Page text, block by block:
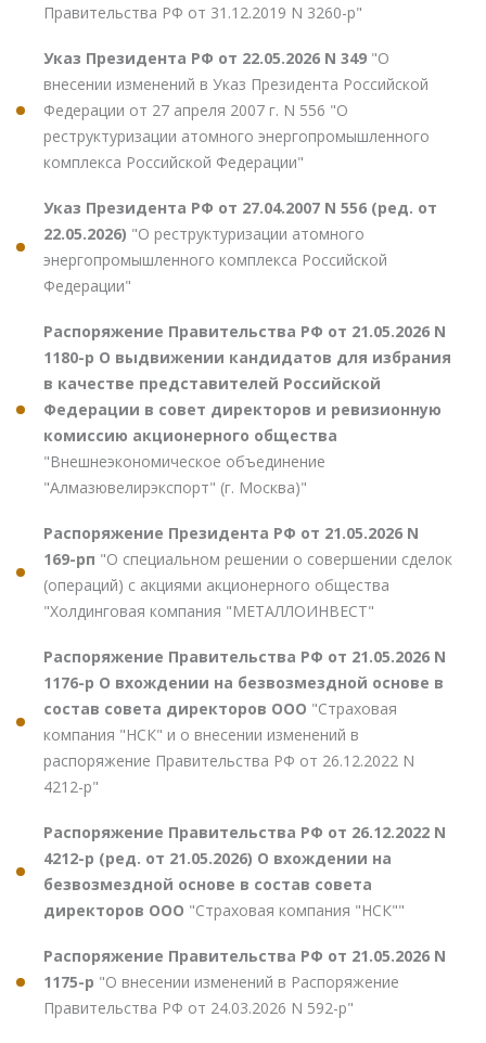
Правительства РФ от 31.12.2019 N 3260-р"
Указ Президента РФ от 22.05.2026 N 349 "О
внесении изменений в Указ Президента Российской
Федерации от 27 апреля 2007 г. N 556 "О
реструктуризации атомного энергопромышленного
комплекса Российской Федерации"
Указ Президента РФ от 27.04.2007 N 556 (ред. от
22.05.2026) "О реструктуризации атомного
энергопромышленного комплекса Российской
Федерации"
Распоряжение Правительства РФ от 21.05.2026 N
1180-р О выдвижении кандидатов для избрания
в качестве представителей Российской
Федерации в совет директоров и ревизионную
комиссию акционерного общества
"Внешнеэкономическое объединение
"Алмазювелирэкспорт" (г. Москва)"
Распоряжение Президента РФ от 21.05.2026 N
169-рп "О специальном решении о совершении сделок
(операций) с акциями акционерного общества
"Холдинговая компания "МЕТАЛЛОИНВЕСТ"
Распоряжение Правительства РФ от 21.05.2026 N
1176-р О вхождении на безвозмездной основе в
состав совета директоров ООО "Страховая
компания "НСК" и о внесении изменений в
распоряжение Правительства РФ от 26.12.2022 N
4212-р"
Распоряжение Правительства РФ от 26.12.2022 N
4212-р (ред. от 21.05.2026) О вхождении на
безвозмездной основе в состав совета
директоров ООО "Страховая компания "НСК""
Распоряжение Правительства РФ от 21.05.2026 N
1175-р "О внесении изменений в Распоряжение
Правительства РФ от 24.03.2026 N 592-р"